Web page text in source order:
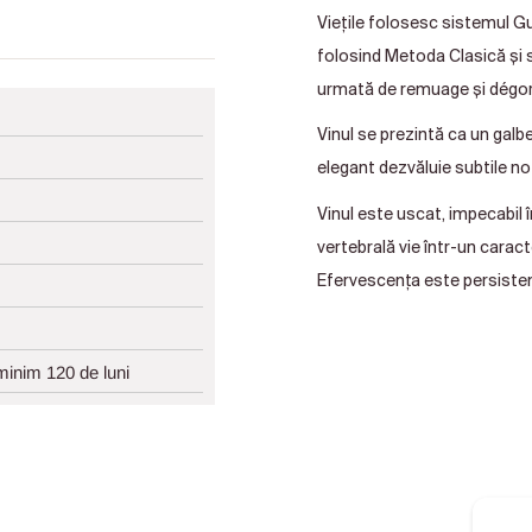
Viețile folosesc sistemul
folosind Metoda Clasică și
urmată de remuage și
Vinul se prezintă ca un
elegant dezvăluie subtile
Vinul este uscat, impecabil
vertebrală vie într-un
Efervescența este
120 de luni